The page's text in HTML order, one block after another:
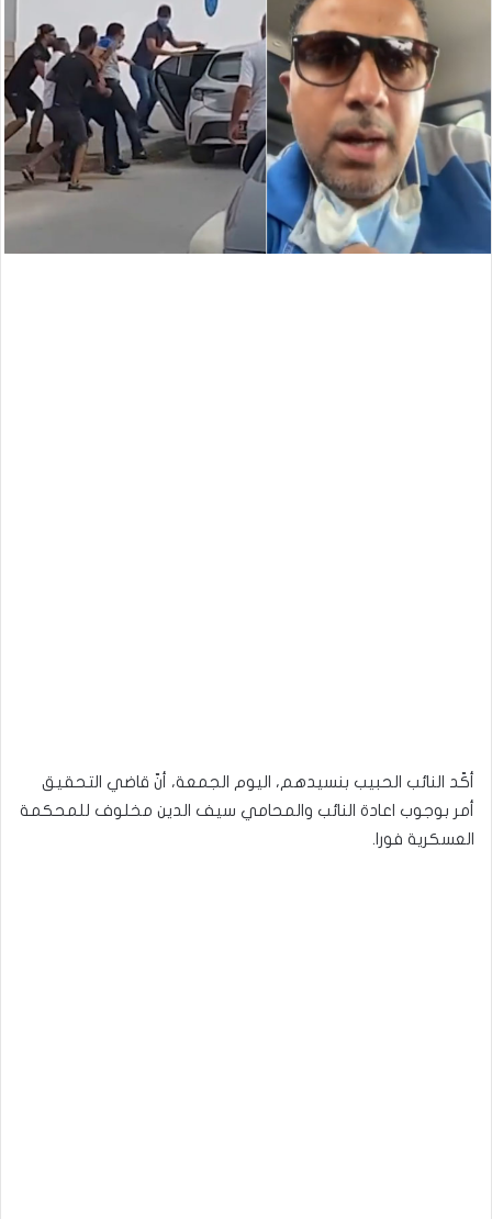
أكّد النائب الحبيب بنسيدهم، اليوم الجمعة، أنّ قاضي التحقيق
أمر بوجوب اعادة النائب والمحامي سيف الدين مخلوف للمحكمة
العسكرية فورا.